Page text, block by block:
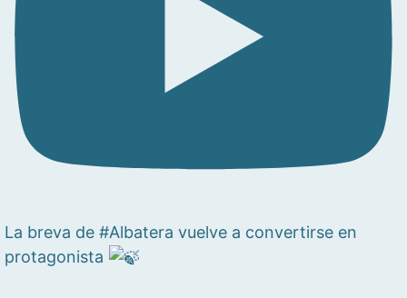
La breva de #Albatera vuelve a convertirse en
protagonista